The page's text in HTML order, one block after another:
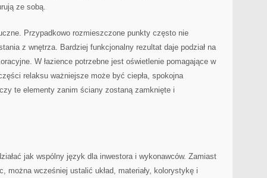
ze sobą.
Przypadkowo rozmieszczone punkty często nie
z wnętrza. Bardziej funkcjonalny rezultat daje podział na
W łazience potrzebne jest oświetlenie pomagające w
relaksu ważniejsze może być ciepła, spokojna
te elementy zanim ściany zostaną zamknięte i
jak wspólny język dla inwestora i wykonawców. Zamiast
można wcześniej ustalić układ, materiały, kolorystykę i